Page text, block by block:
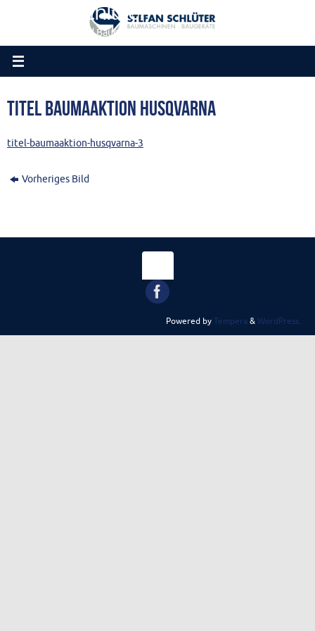
Stefan Schlüter
Baumaschinen und Baugeräte
Titel Baumaaktion Husqvarna
titel-baumaaktion-husqvarna-3
Vorheriges Bild
Powered byTempera &WordPress.